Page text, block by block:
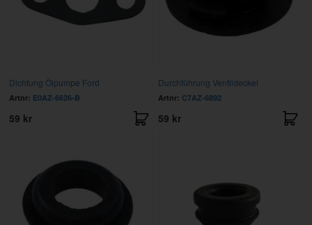
Dichtung Ölpumpe Ford
Artnr: E0AZ-6626-B
59 kr
Durchführung Ventildeckel
Artnr: C7AZ-6892
59 kr